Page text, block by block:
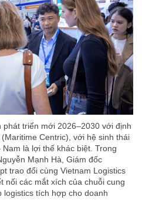
triển mới 2026–2030 với định
Centric), với hệ sinh thái
là lợi thế khác biệt. Trong
Mạnh Hà, Giám đốc
trao đổi cùng Vietnam Logistics
nối các mắt xích của chuỗi cung
logistics tích hợp cho doanh